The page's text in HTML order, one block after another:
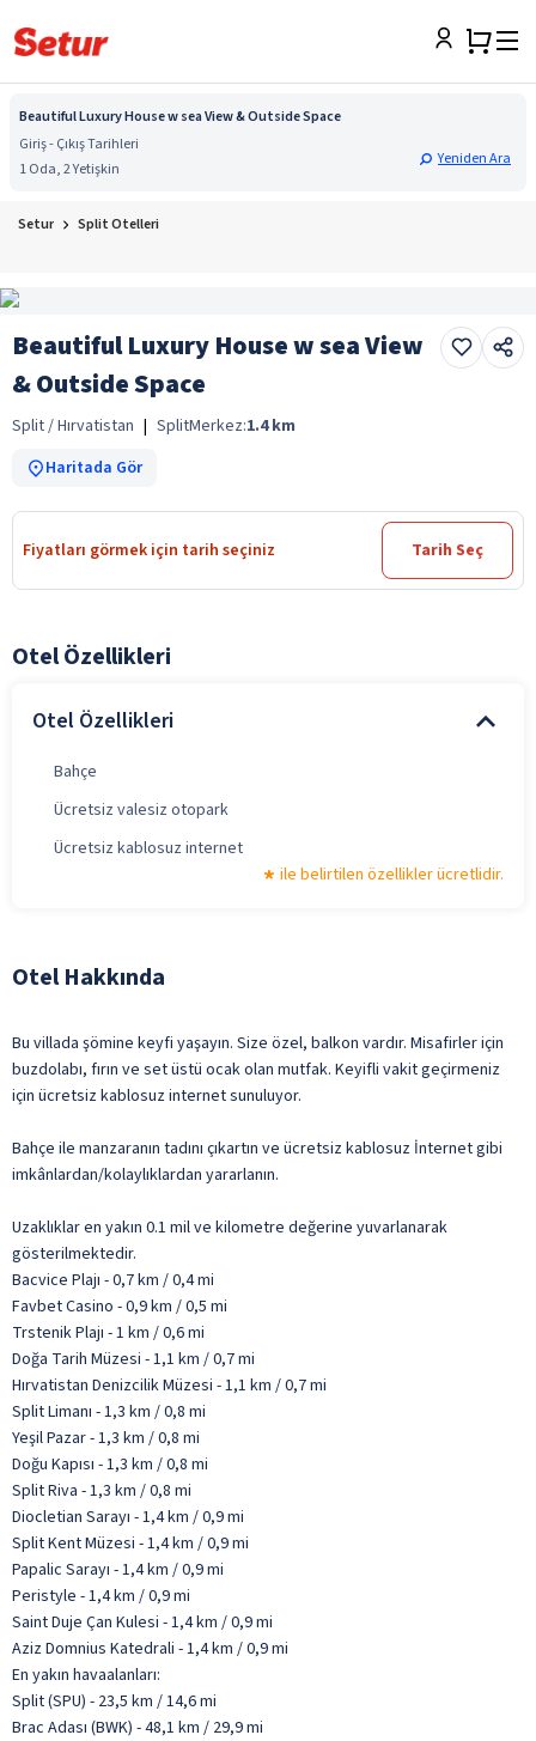
Beautiful Luxury House w sea View & Outside Space
Giriş - Çıkış Tarihleri
1 Oda, 2 Yetişkin
Yeniden Ara
Setur Split Otelleri
Beautiful Luxury House w sea View
& Outside Space
Split / Hırvatistan | SplitMerkez:1.4 km
Haritada Gör
Fiyatları görmek için tarih seçiniz Tarih Seç
Otel Özellikleri
Otel Özellikleri
Bahçe
Ücretsiz valesiz otopark
Ücretsiz kablosuz internet
ile belirtilen özellikler ücretlidir.
Otel Hakkında
Bu villada şömine keyfi yaşayın. Size özel, balkon vardır. Misafirler için
buzdolabı, fırın ve set üstü ocak olan mutfak. Keyifli vakit geçirmeniz
için ücretsiz kablosuz internet sunuluyor.
Bahçe ile manzaranın tadını çıkartın ve ücretsiz kablosuz İnternet gibi
imkânlardan/kolaylıklardan yararlanın.
Uzaklıklar en yakın 0.1 mil ve kilometre değerine yuvarlanarak
gösterilmektedir.
Bacvice Plajı - 0,7 km / 0,4 mi
Favbet Casino - 0,9 km / 0,5 mi
Trstenik Plajı - 1 km / 0,6 mi
Doğa Tarih Müzesi - 1,1 km / 0,7 mi
Hırvatistan Denizcilik Müzesi - 1,1 km / 0,7 mi
Split Limanı - 1,3 km / 0,8 mi
Yeşil Pazar - 1,3 km / 0,8 mi
Doğu Kapısı - 1,3 km / 0,8 mi
Split Riva - 1,3 km / 0,8 mi
Diocletian Sarayı - 1,4 km / 0,9 mi
Split Kent Müzesi - 1,4 km / 0,9 mi
Papalic Sarayı - 1,4 km / 0,9 mi
Peristyle - 1,4 km / 0,9 mi
Saint Duje Çan Kulesi - 1,4 km / 0,9 mi
Aziz Domnius Katedrali - 1,4 km / 0,9 mi
En yakın havaalanları:
Split (SPU) - 23,5 km / 14,6 mi
Brac Adası (BWK) - 48,1 km / 29,9 mi